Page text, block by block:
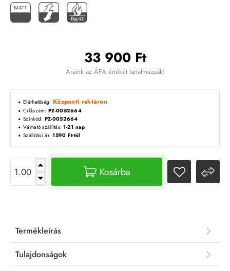
33 900 Ft
Áraink az ÁFA értékét tartalmazzák!
Elérhetőség: Központi raktáron
Cikkszám: PZ-0052664
Színkód: PZ-0052664
Várható szállítás: 1-21 nap
Szállítási ár: 1590 Ft-tól
Kosárba
Termékleírás
Tulajdonságok